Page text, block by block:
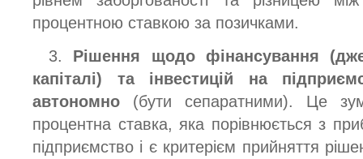
процентною ставкою за позичками.
3. Рішення щодо фінансування
капіталі) та інвестицій на
автономно (бути сепаратними). Це
процентна ставка, яка порівнюється з
підприємство і є критерієм прийняття